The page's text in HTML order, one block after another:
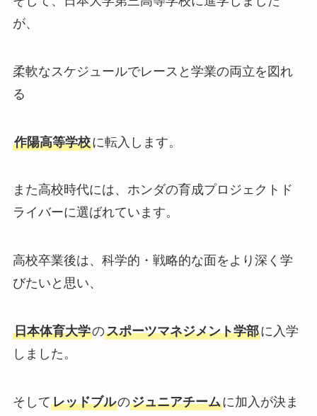
が、
柔軟なスケジュールでレースと学業の両立を図れ
る
作陽高等学校に転入します。
また高校時代には、ホンダの育成プロジェクトド
ライバーに選ばれています。
高校卒業後は、科学的・戦略的な面をより深く学
びたいと思い、
日本体育大学のスポーツマネジメント学部に入学
しました。
そしてレッドブルのジュニアチームに加入が決ま